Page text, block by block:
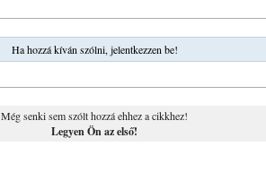
Ha hozzá kíván szólni, jelentkezzen be!
Még senki sem szólt hozzá ehhez a cikkhez!
Legyen Ön az első!